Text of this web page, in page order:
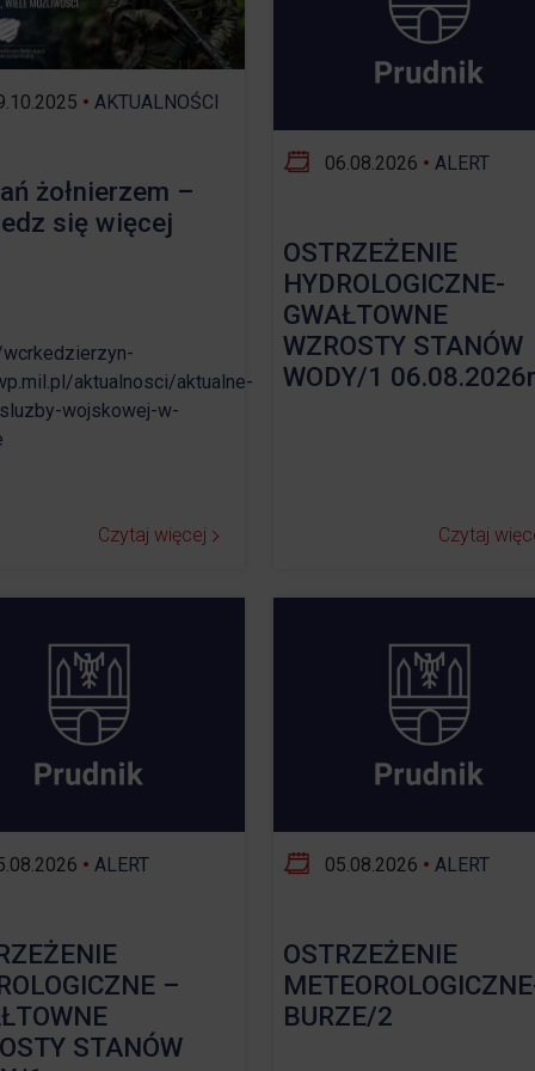
• AKTUALNOŚCI
żołnierzem –
się więcej
wcrkedzierzyn-
aktualnosci/aktualne-
sluzby-wojskowej-w-
Czytaj więcej
06.08.2026 • ALERT
OSTRZEŻENIE
HYDROLOGICZNE-
GWAŁTOWNE
WZROSTY STANÓW
WODY/1
Czytaj
• ALERT
–
STANÓW
05.08.2026 • ALERT
OSTRZEŻENIE
BURZE/2
nad zwierzętami bezdomnymi
JAZDY AUTOBUSÓW – KOMUNIKACJA